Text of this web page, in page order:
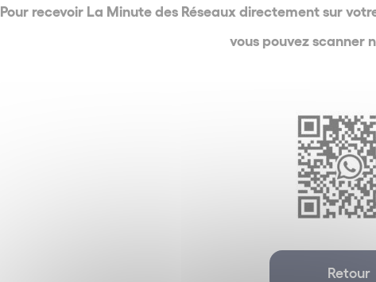
Pour recevoir La Minute des Réseaux directement sur
vous pouvez scanner
Retour